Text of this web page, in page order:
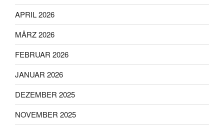
APRIL 2026
MÄRZ 2026
FEBRUAR 2026
JANUAR 2026
DEZEMBER 2025
NOVEMBER 2025